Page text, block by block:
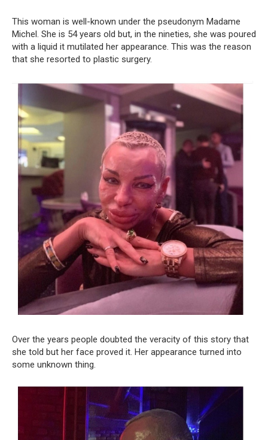
This woman is well-known under the pseudonym Madame
Michel. She is 54 years old but, in the nineties, she was poured
with a liquid it mutilated her appearance. This was the reason
that she resorted to plastic surgery.
Over the years people doubted the veracity of this story that
she told but her face proved it. Her appearance turned into
some unknown thing.